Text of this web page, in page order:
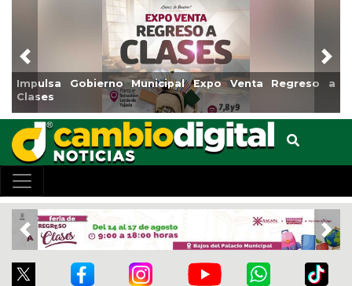
Impulsa Gobierno Municipal Expo Venta Regreso a
Clases
Previous
Previous